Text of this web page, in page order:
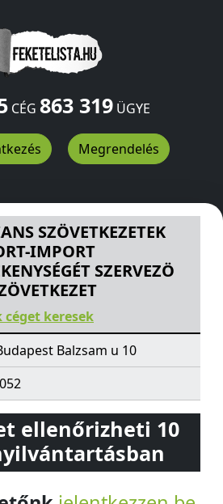
CÉG 863 319ÜGYE
Megrendelés
EXPORT-IMPORT
SZÖVETKEZETEK
IMPORT
SZERVEZÖ
céget keresek
Balzsam u 10
ellenőrizheti 10